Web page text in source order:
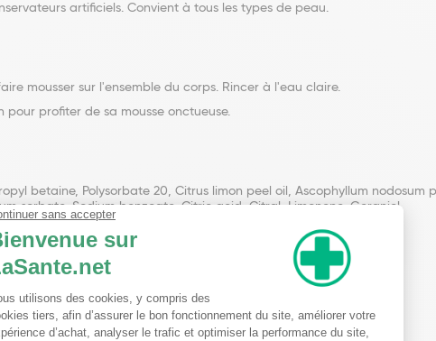
artificiels. Convient à tous les types de peau.
mousser sur l'ensemble du corps. Rincer à l'eau claire.
pour profiter de sa mousse onctueuse.
betaine, Polysorbate 20, Citrus limon peel oil, Ascophyllum
sorbate, Sodium benzoate, Citric acid, Citral, Limonene, Geraniol